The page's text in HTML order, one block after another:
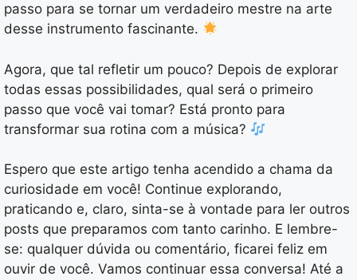
passo para se tornar um verdadeiro mestre na arte
desse instrumento fascinante.
Agora, que tal refletir um pouco? Depois de explorar
todas essas possibilidades, qual será o primeiro
passo que você vai tomar? Está pronto para
transformar sua rotina com a música?
Espero que este artigo tenha acendido a chama da
curiosidade em você! Continue explorando,
praticando e, claro, sinta-se à vontade para ler outros
posts que preparamos com tanto carinho. E lembre-
se: qualquer dúvida ou comentário, ficarei feliz em
ouvir de você. Vamos continuar essa conversa! Até a